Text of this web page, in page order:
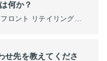
何か？
せ先を教えてくださ